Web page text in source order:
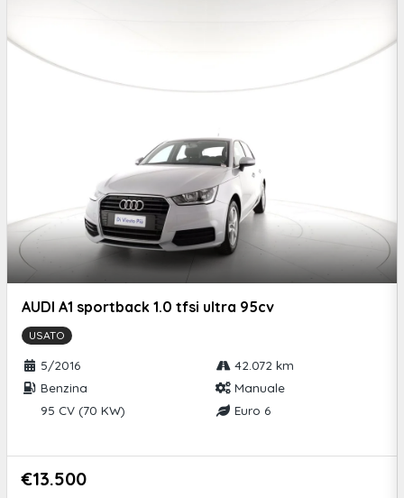
AUDI A1 sportback 1.0 tfsi ultra 95cv
USATO
5/2016
42.072 km
Benzina
Manuale
95 CV (70 KW)
Euro 6
€13.500